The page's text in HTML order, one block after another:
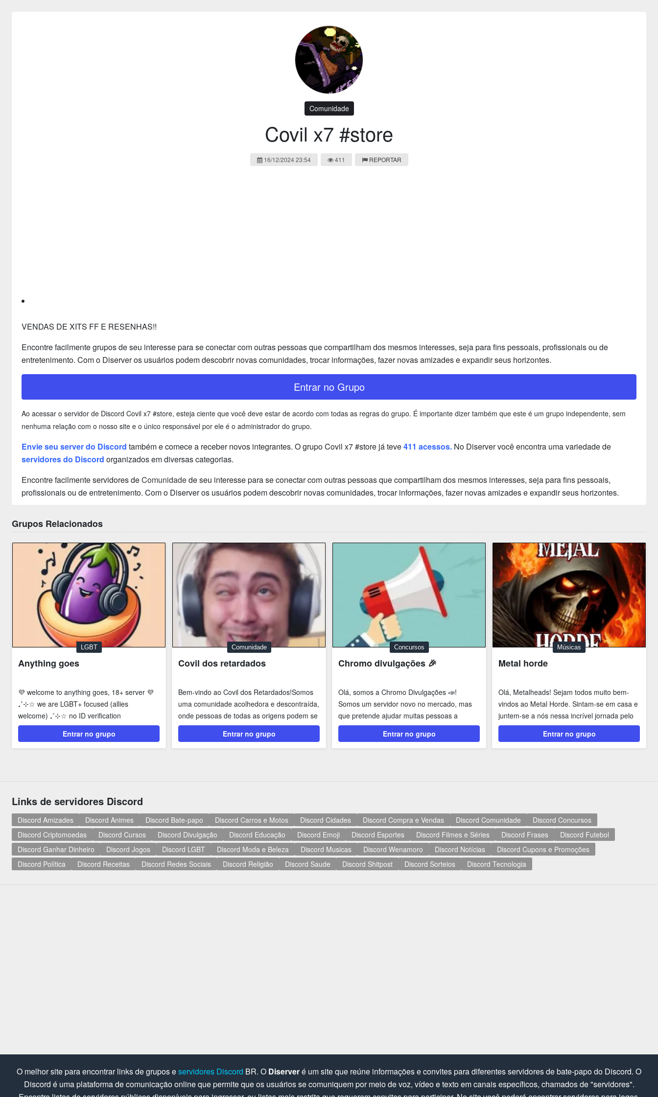
Comunidade
Covil x7 #store
16/12/2024 23:54 411 REPORTAR
VENDAS DE XITS FF E RESENHAS!!
Encontre facilmente grupos de seu interesse para se conectar com outras pessoas que compartilham dos mesmos interesses, seja para fins pessoais, profissionais ou de
entretenimento. Com o Diserver os usuários podem descobrir novas comunidades, trocar informações, fazer novas amizades e expandir seus horizontes.
Entrar no Grupo
Ao acessar o servidor de Discord Covil x7 #store, esteja ciente que você deve estar de acordo com todas as regras do grupo. É importante dizer também que este é um grupo independente, sem
nenhuma relação com o nosso site e o único responsável por ele é o administrador do grupo.
Envie seu server do Discord também e comece a receber novos integrantes. O grupo Covil x7 #store já teve411 acessos. No Diserver você encontra uma variedade de
servidores do Discord organizados em diversas categorias.
Encontre facilmente servidores deComunidadede seu interesse para se conectar com outras pessoas que compartilham dos mesmos interesses, seja para fins pessoais,
profissionais ou de entretenimento. Com o Diserver os usuários podem descobrir novas comunidades, trocar informações, fazer novas amizades e expandir seus horizontes.
Grupos Relacionados
LGBT
Anything goes
💜 welcome to anything goes, 18+ server 💜
₊˚⊹☆ we are LGBT+ focused (allies
welcome) ₊˚⊹☆ no ID verification
necessary...
Entrar no grupo
Comunidade
Covil dos retardados
Bem-vindo ao Covil dos Retardados!Somos
uma comunidade acolhedora e descontraída,
onde pessoas de todas as origens podem se
reunir para...
Entrar no grupo
Concursos
Chromo divulgações 🎉
Olá, somos a Chromo Divulgações 📣!
Somos um servidor novo no mercado, mas
que pretende ajudar muitas pessoas a
crescer seus...
Entrar no grupo
Músicas
Metal horde
Olá, Metalheads! Sejam todos muito bem-
vindos ao Metal Horde. Sintam-se em casa e
juntem-se a nós nessa incrível jornada pelo
Rock e...
Entrar no grupo
Links de servidores Discord
Discord Amizades Discord Animes Discord Bate-papo Discord Carros e Motos Discord Cidades Discord Compra e Vendas Discord Comunidade
Discord Concursos
Discord Criptomoedas
Discord Cursos Discord Divulgação Discord Educação Discord Emoji Discord Esportes Discord Filmes e Séries Discord Frases
Discord Futebol
Discord Ganhar Dinheiro
Discord Jogos Discord LGBT Discord Moda e Beleza Discord Musicas Discord Wenamoro Discord Notícias
Discord Cupons e Promoções
Discord Política
Discord Receitas Discord Redes Sociais Discord Religião Discord Saude Discord Shitpost Discord Sorteios Discord Tecnologia
O melhor site para encontrar links de grupos eservidores Discord BR. O Diserveré um site que reúne informações e convites para diferentes servidores de bate-papo do Discord. O
Discord é uma plataforma de comunicação online que permite que os usuários se comuniquem por meio de voz, vídeo e texto em canais específicos, chamados de "servidores".